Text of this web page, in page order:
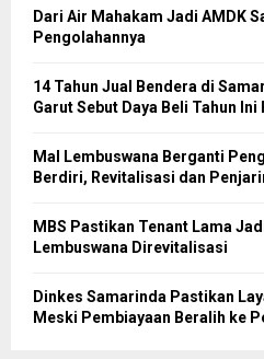
Dari Air Mahakam Jadi AMDK
Pengolahannya
14 Tahun Jual Bendera di
Garut Sebut Daya Beli Tahun
Mal Lembuswana Berganti
Berdiri, Revitalisasi dan
MBS Pastikan Tenant Lama
Lembuswana Direvitalisasi
Dinkes Samarinda Pastikan
Meski Pembiayaan Beralih ke